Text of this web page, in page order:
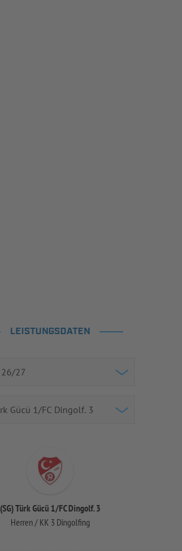
LEISTUNGSDATEN
(SG) Türk Gücü 1/FC Dingolf. 3
Herren / KK 3 Dingolfing